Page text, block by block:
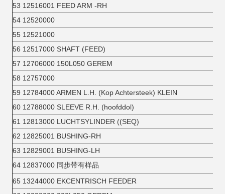
53 12516001 FEED ARM -RH
54 12520000
55 12521000
56 12517000 SHAFT (FEED)
57 12706000 150L050 GEREM
58 12757000
59 12784000 ARMEN L.H. (Kop Achtersteek) KLEIN
60 12788000 SLEEVE R.H. (hoofddol)
61 12813000 LUCHTSYLINDER ((SEQ)
62 12825001 BUSHING-RH
63 12829001 BUSHING-LH
64 12837000 同步带有样品
65 13244000 EKCENTRISCH FEEDER